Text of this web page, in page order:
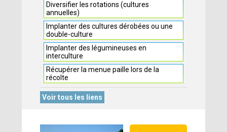
Diversifier les rotations (cultures
annuelles)
Implanter des cultures dérobées ou une
double-culture
Implanter des légumineuses en
interculture
Récupérer la menue paille lors de la
récolte
Voir tous les liens